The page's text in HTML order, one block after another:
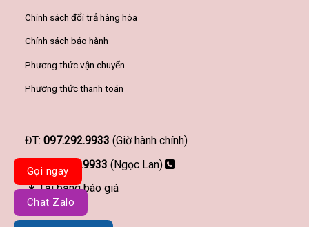
Chính sách đổi trả hàng hóa
Chính sách bảo hành
Phương thức vận chuyển
Phương thức thanh toán
ĐT: 097.292.9933 (Giờ hành chính)
097.292.9933 (Ngọc Lan)
Tải bảng báo giá
Gọi ngay
Chat Zalo